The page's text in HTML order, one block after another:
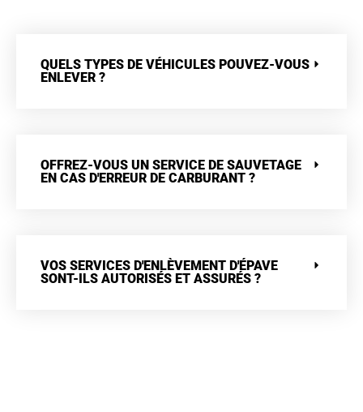
QUELS TYPES DE VÉHICULES POUVEZ-VOUS
ENLEVER ?
OFFREZ-VOUS UN SERVICE DE SAUVETAGE
EN CAS D'ERREUR DE CARBURANT ?
VOS SERVICES D'ENLÈVEMENT D'ÉPAVE
SONT-ILS AUTORISÉS ET ASSURÉS ?